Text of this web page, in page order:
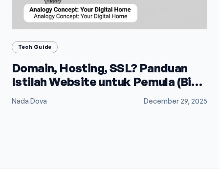
Tech Guide
Domain, Hosting, SSL? Panduan
Istilah Website untuk Pemula (Biar
Gak Bingung)
Nada Dova December 29, 2025